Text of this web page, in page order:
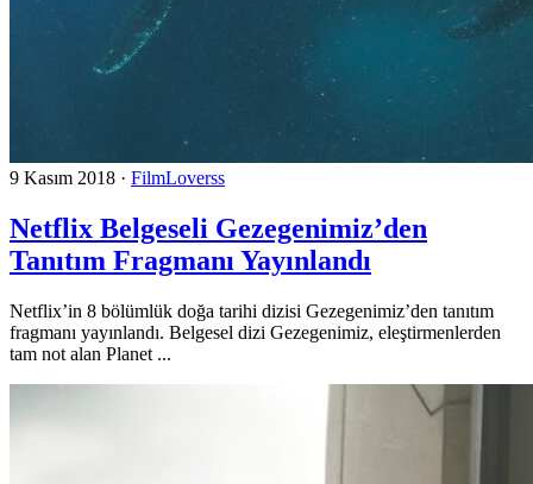
9 Kasım 2018 · FilmLoverss
Netflix Belgeseli Gezegenimiz’den
Tanıtım Fragmanı Yayınlandı
Netflix’in 8 bölümlük doğa tarihi dizisi Gezegenimiz’den tanıtım
fragmanı yayınlandı. Belgesel dizi Gezegenimiz, eleştirmenlerden
tam not alan Planet ...